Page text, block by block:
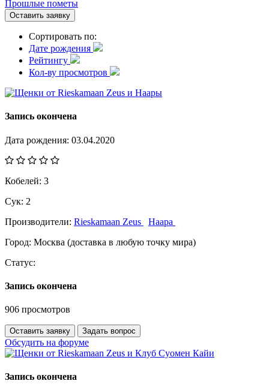
Прошлые пометы
Оставить заявку
Сортировать по:
Дате рождения
Рейтингу
Кол-ву просмотров
Запись окончена
Дата рождения: 03.04.2020
Кобелей: 3
Сук: 2
Производители: Rieskamaan Zeus
Наара
Город: Москва (доставка в любую точку мира)
Статус:
Запись окончена
906 просмотров
Оставить заявку Задать вопрос
Обсудить на форуме
Запись окончена